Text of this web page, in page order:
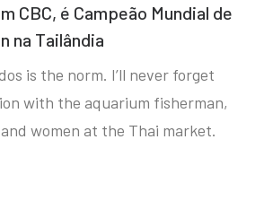
CBC, é Campeão Mundial de
na Tailândia
is the norm. I’ll never forget
with the aquarium fisherman,
women at the Thai market.